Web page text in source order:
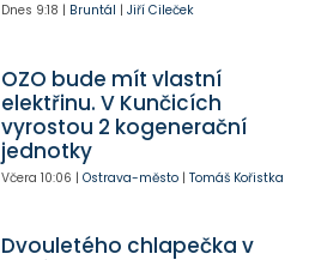
Dnes 9:18 | Bruntál | Jiří Cileček
OZO bude mít vlastní
elektřinu. V Kunčicích
vyrostou 2 kogenerační
jednotky
Včera 10:06 | Ostrava-město| Tomáš Kořistka
Dvouletého chlapečka v